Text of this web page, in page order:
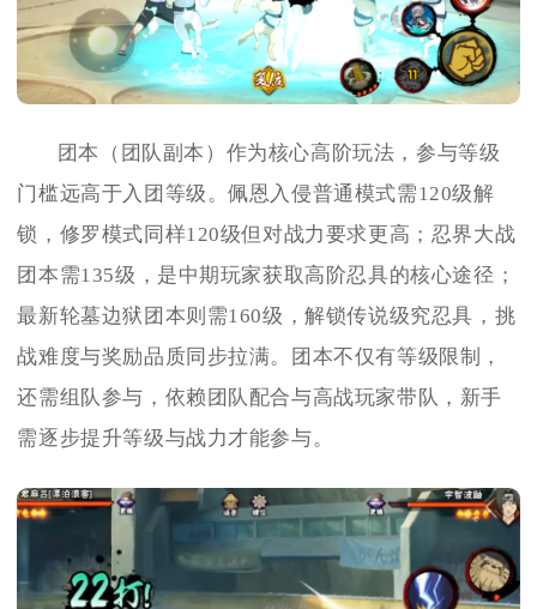
团本（团队副本）作为核心高阶玩法，参与等级
门槛远高于入团等级。佩恩入侵普通模式需120级解
锁，修罗模式同样120级但对战力要求更高；忍界大战
团本需135级，是中期玩家获取高阶忍具的核心途径；
最新轮墓边狱团本则需160级，解锁传说级究忍具，挑
战难度与奖励品质同步拉满。团本不仅有等级限制，
还需组队参与，依赖团队配合与高战玩家带队，新手
需逐步提升等级与战力才能参与。